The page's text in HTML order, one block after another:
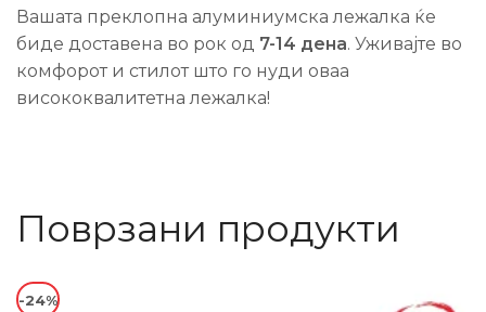
Вашата преклопна алуминиумска лежалка ќе
биде доставена во рок од 7-14 дена. Уживајте во
комфорот и стилот што го нуди оваа
висококвалитетна лежалка!
Поврзани продукти
-24%